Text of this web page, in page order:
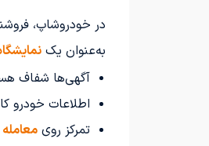
در خودروشاپ،
به‌عنوان یک
آگهی‌ها شفاف
اطلاعات خودرو
تمرکز روی